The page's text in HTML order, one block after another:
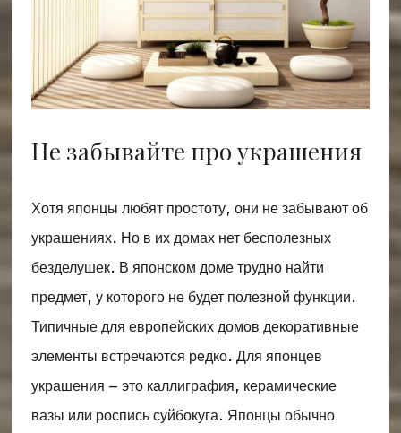
Не забывайте про украшения
Хотя японцы любят простоту, они не забывают об
украшениях. Но в их домах нет бесполезных
безделушек. В японском доме трудно найти
предмет, у которого не будет полезной функции.
Типичные для европейских домов декоративные
элементы встречаются редко. Для японцев
украшения – это каллиграфия, керамические
вазы или роспись суйбокуга. Японцы обычно